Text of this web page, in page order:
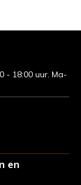
- 18:00 uur. Ma-
en